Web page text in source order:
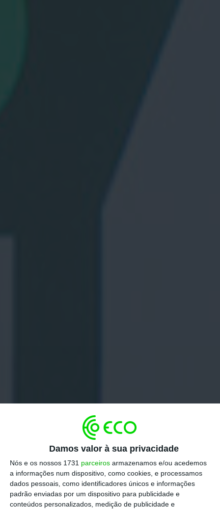
Damos valor à sua privacidade
Nós e os nossos 1731 parceiros armazenamos e/ou acedemos
a informações num dispositivo, como cookies, e processamos
dados pessoais, como identificadores únicos e informações
padrão enviadas por um dispositivo para publicidade e
conteúdos personalizados, medição de publicidade e